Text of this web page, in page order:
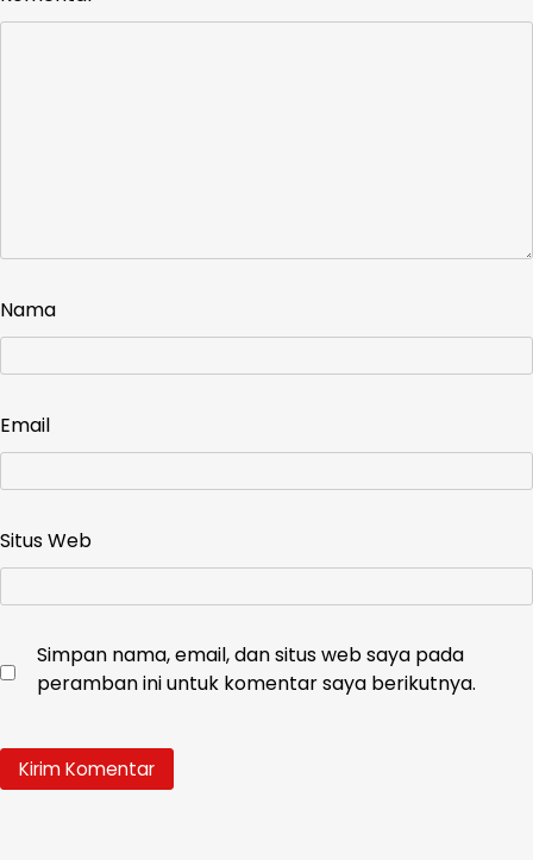
Nama
Email
Situs Web
Simpan nama, email, dan situs web saya pada
peramban ini untuk komentar saya berikutnya.